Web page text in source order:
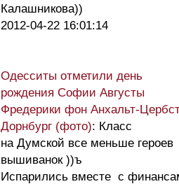
Калашникова))
2012-04-22 16:01:14
Одесситы отметили день
рождения Софии Августы
Фредерики фон Анхальт-
Дорнбург (фото): Класс
на Думской все меньше героев
вышиванок ))ъ
Испарились вместе с